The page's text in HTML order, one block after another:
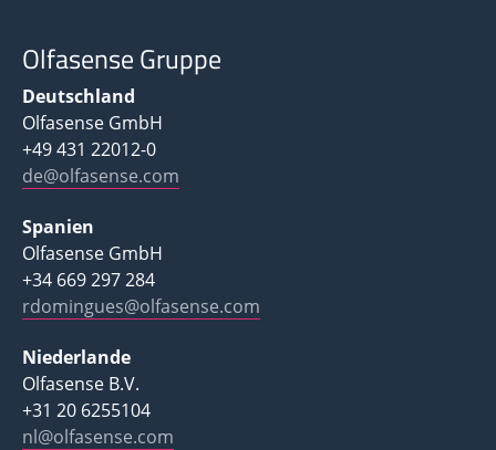
Olfasense Gruppe
Deutschland
Olfasense GmbH
+49 431 22012-0
de@olfasense.com
Spanien
Olfasense GmbH
+34 669 297 284
rdomingues@olfasense.com
Niederlande
Olfasense B.V.
+31 20 6255104
nl@olfasense.com